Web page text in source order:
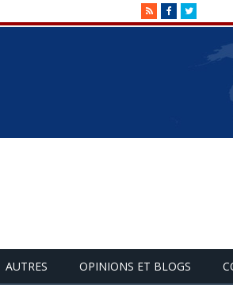
RSSFacebookTwitter
AUTRES OPINIONS ET BLOGS